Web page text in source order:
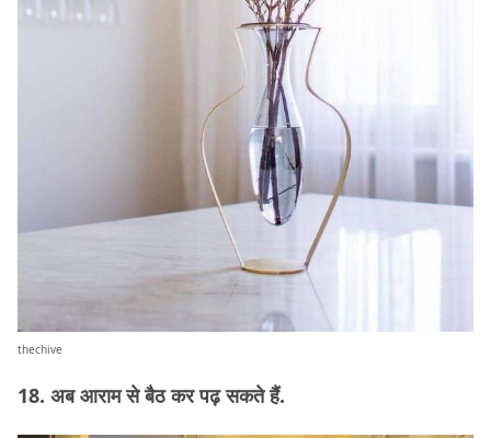
thechive
18. अब आराम से बैठ कर पढ़ सकते हैं.